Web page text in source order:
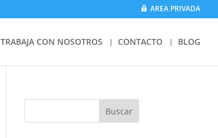
AREA PRIVADA
TRABAJA CON NOSOTROS CONTACTO BLOG